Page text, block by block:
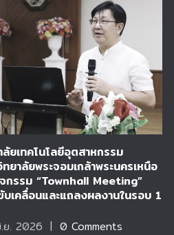
ยเทคโนโลยีอุตสาหกรรม
ยาลัยพระจอมเกล้าพระนครเหนือ
กรรม “Townhall Meeting”
บเคลื่อนและแถลงผลงานในรอบ 1
ย. 2026 | 0 Comments